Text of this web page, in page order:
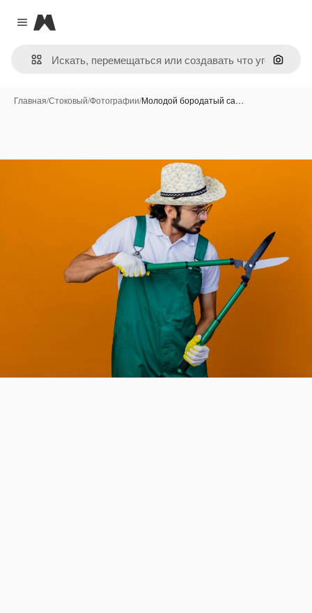
Close menu
Magnific
Поиск
Главная/Стоковый/Фотографии/Молодой бородатый са…